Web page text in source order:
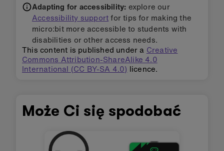
Adapting for accessibility: explore our
Accessibility supportfor tips for making the
micro:bit more accessible to students with
disabilities or other access needs.
This content is published under a Creative
Commons Attribution-ShareAlike 4.0
International (CC BY-SA 4.0) licence.
Może Ci się spodobać